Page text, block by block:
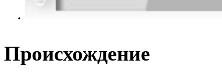
Происхождение